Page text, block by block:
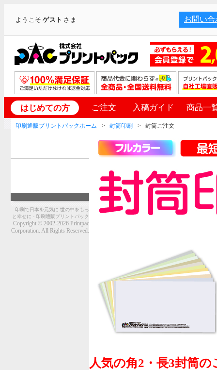
ようこそゲスト さま お問い合
はじめての方 ご注文 入稿ガイド 商品一
印刷通販プリントパックホーム 封筒印刷 封筒ご注文
人気の角2・長3封筒
印刷で日本を元気に 世の中をもっ
と幸せに - 印刷通販プリントパック
Copyright © 2002-2026 Printpac
Corporation. All Rights Reserved.